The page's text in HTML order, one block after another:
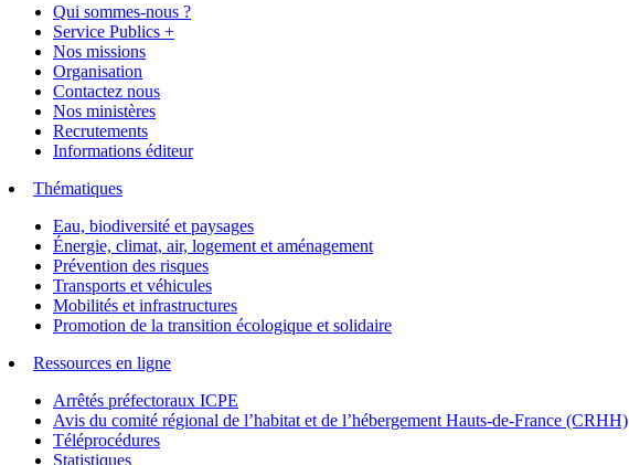
Qui sommes-nous ?
Service Publics +
Nos missions
Organisation
Contactez nous
Nos ministères
Recrutements
Informations éditeur
Thématiques
Eau, biodiversité et paysages
Énergie, climat, air, logement et aménagement
Prévention des risques
Transports et véhicules
Mobilités et infrastructures
Promotion de la transition écologique et solidaire
Ressources en ligne
Arrêtés préfectoraux ICPE
Avis du comité régional de l’habitat et de l’hébergement Hauts-de-France (CRHH)
Téléprocédures
Statistiques